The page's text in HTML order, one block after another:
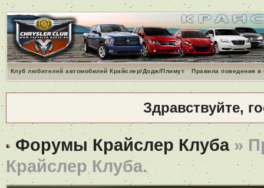
Клуб любителей автомобилей Крайслер/Додж/Плимут Правила поведения
Здравствуйте,
Форумы Крайслер Клуба»
Крайслер Клуба.